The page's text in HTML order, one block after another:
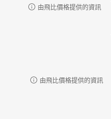
由飛比價格提供的資訊
由飛比價格提供的資訊